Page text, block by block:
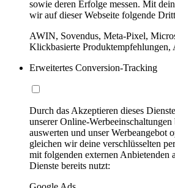
sowie deren Erfolge messen. Mit
wir auf dieser Webseite folgende
AWIN, Sovendus, Meta-Pixel,
Klickbasierte Produktempfehlungen,
Erweitertes Conversion-Tracking
Durch das Akzeptieren dieses
unserer Online-Werbeeinschaltungen
auswerten und unser Werbeangebot
gleichen wir deine verschlüsselten
mit folgenden externen Anbietenden
Dienste bereits nutzt: